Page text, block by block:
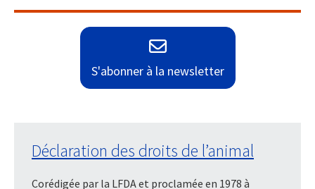
S'abonner à la newsletter
Déclaration des droits de l’animal
Corédigée par la LFDA et proclamée en 1978 à